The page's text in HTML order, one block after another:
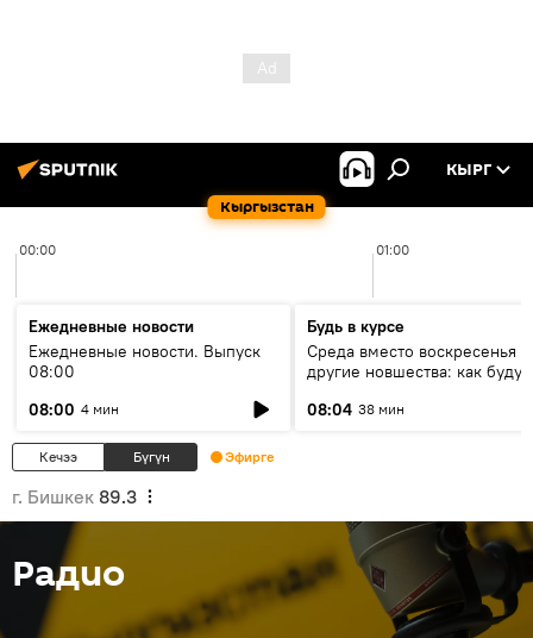
Кыргызстан
КЫРГ
00:00 01:00
Ежедневные новости
Ежедневные новости. Выпуск
08:00
08:00 4 мин
Будь в курсе
Среда вместо воскресенья и
другие новшества: как будут
08:04 38 мин
Кечээ Бүгүн Эфирге
г. Бишкек 89.3
Радио